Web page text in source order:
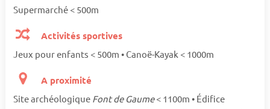
Supermarché < 500m
Activités sportives
Jeux pour enfants < 500m • Canoë-Kayak < 1000m
A proximité
Site archéologique Font de Gaume< 1100m • Édifice